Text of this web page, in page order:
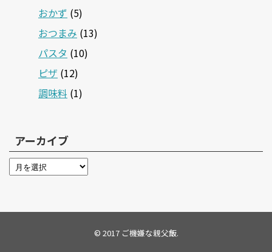
おかず (5)
おつまみ (13)
パスタ (10)
ピザ (12)
調味料 (1)
アーカイブ
© 2017 ご機嫌な親父飯.